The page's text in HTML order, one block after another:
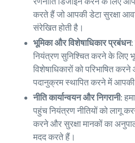
करते हैं जो आपकी डेटा सुरक्षा
संरेखित होती है।
भूमिका और विशेषाधिकार प्रबंधन:
नियंत्रण सुनिश्चित करने के लिए
विशेषाधिकारों को परिभाषित
पदानुक्रम स्थापित करने में
नीति कार्यान्वयन और निगरानी:
पहुंच नियंत्रण नीतियों को लागू
करने और सुरक्षा मानकों का
मदद करते हैं।